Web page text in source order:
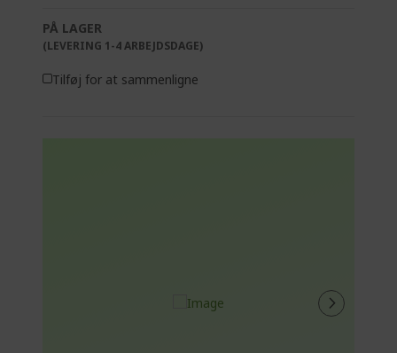
PÅ LAGER
(LEVERING 1-4 ARBEJDSDAGE)
Tilføj for at sammenligne